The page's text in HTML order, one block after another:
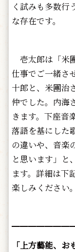
く試みも多数行
な存在です。
壱太郎は「米
仕事でご一緒さ
十郎と、米團治
仲でした。内海
きます。下座音
落語を基にした
の違いや、音楽
と思います」と
ます。詳細は下
楽しみください。
「上方藝能、お